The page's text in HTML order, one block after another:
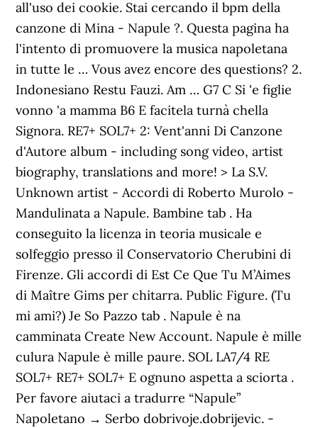
> La S.V.
Unknown artist - Accordi di Roberto Murolo -
Mandulinata a Napule. Bambine tab . Ha
conseguito la licenza in teoria musicale e
solfeggio presso il Conservatorio Cherubini di
Firenze. Gli accordi di Est Ce Que Tu M’Aimes
di Maître Gims per chitarra. Public Figure. (Tu
mi ami?) Je So Pazzo tab . Napule è na
camminata Create New Account. Napule è mille
culura Napule è mille paure. SOL LA7/4 RE
SOL7+ RE7+ SOL7+ E ognuno aspetta a sciorta .
Per favore aiutaci a tradurre “Napule”
Napoletano → Serbo dobrivoje.dobrijevic. -